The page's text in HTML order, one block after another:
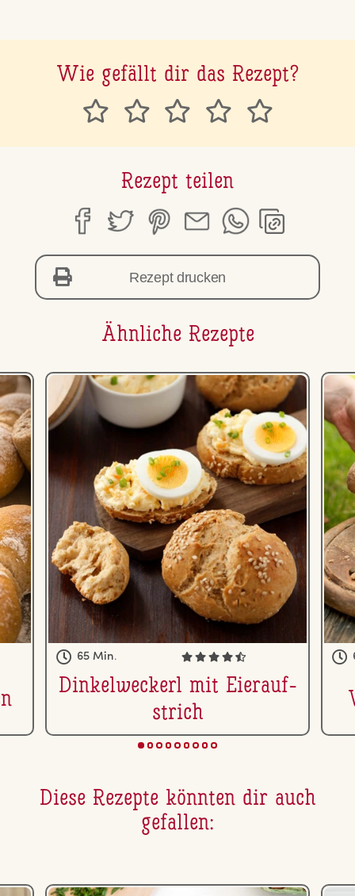
Wie gefällt dir das Rezept?
Rezept teilen
Rezept drucken
Ähnliche Rezepte
65 Min.
Din­kel­we­ckerl mit Ei­er­auf­
strich
Diese Rezepte könnten dir auch
gefallen: